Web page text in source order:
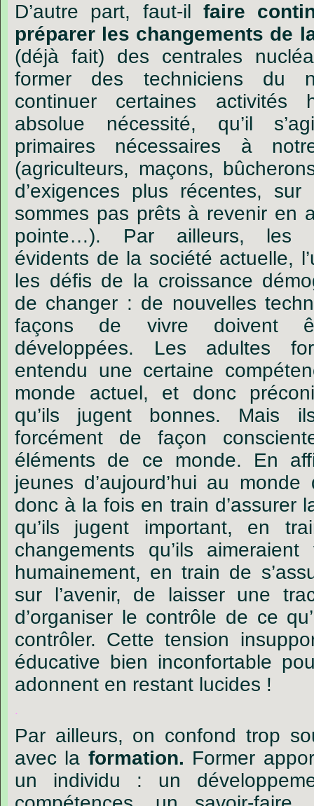
D’autre part, faut-il faire
préparer les changements de
(déjà fait) des centrales
former
des techniciens du
continuer
certaines activités
absolue
nécessité, qu’il s’
primaires
nécessaires à
(agriculteurs, maçons,
d’exigences plus récentes, sur
sommes pas prêts à revenir en
pointe…). Par ailleurs,
les
évidents de la société actuelle, l’
les défis de la croissance
de changer : de nouvelles
façons
de vivre doivent
développées.
Les adultes
entendu
une certaine
monde
actuel, et donc
qu’ils jugent bonnes. Mais
forcément
de façon
éléments
de ce monde. En
jeunes d’aujourd’hui au monde
donc à la fois en train d’assurer
qu’ils jugent important, en
changements
qu’ils aimeraient
humainement, en train de s’
sur
l’avenir, de laisser une
d’organiser le contrôle de ce qu’
contrôler. Cette tension
éducative bien inconfortable
adonnent en restant lucides !
.
Par ailleurs, on confond trop
avec la formation. Former
un
individu : un